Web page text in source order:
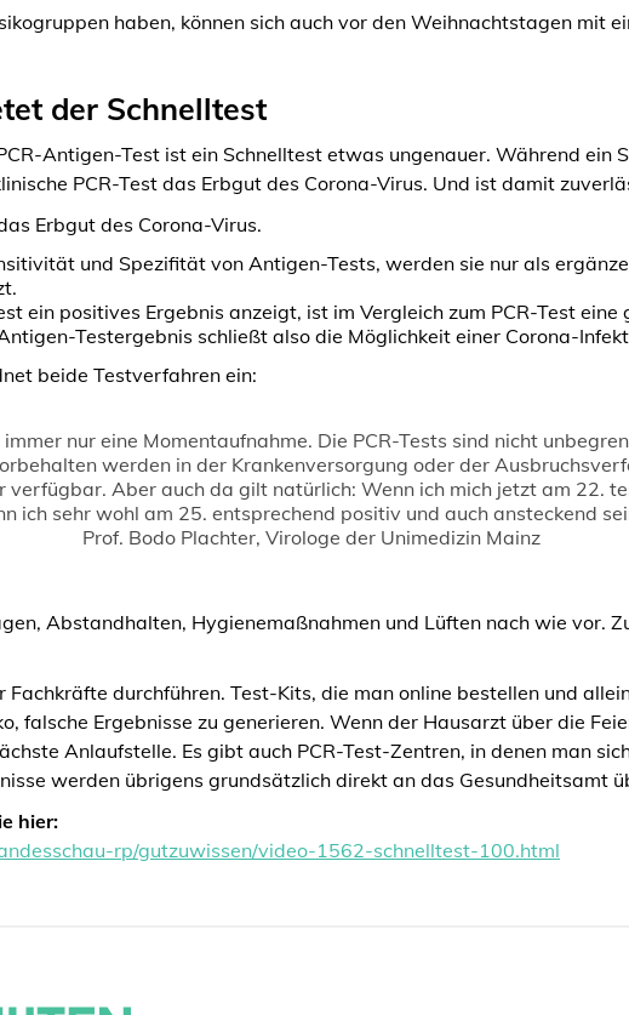
haben, können sich auch vor den Weihnachtstagen mit
der Schnelltest
Antigen-Test ist ein Schnelltest etwas ungenauer. Während ein
PCR-Test das Erbgut des Corona-Virus. Und ist damit
Erbgut des Corona-Virus.
und Spezifität von Antigen-Tests, werden sie nur als
ein positives Ergebnis anzeigt, ist im Vergleich zum PCR-Test eine
Testergebnis schließt also die Möglichkeit einer Corona-
beide Testverfahren ein:
immer nur eine Momentaufnahme. Die PCR-Tests sind nicht
werden in der Krankenversorgung oder der
verfügbar. Aber auch da gilt natürlich: Wenn ich mich jetzt am 22.
ich sehr wohl am 25. entsprechend positiv und auch ansteckend
Prof. Bodo Plachter, Virologe der Unimedizin Mainz
Abstandhalten, Hygienemaßnahmen und Lüften nach wie vor.
Fachkräfte durchführen. Test-Kits, die man online bestellen und
falsche Ergebnisse zu generieren. Wenn der Hausarzt über die
Anlaufstelle. Es gibt auch PCR-Test-Zentren, in denen man
werden übrigens grundsätzlich direkt an das Gesundheitsamt
hier:
rp/gutzuwissen/video-1562-schnelltest-100.html